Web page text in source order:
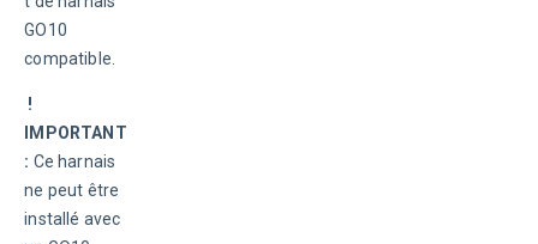
GO10
compatible.
IMPORTANT
: Ce harnais
ne peut être
installé avec